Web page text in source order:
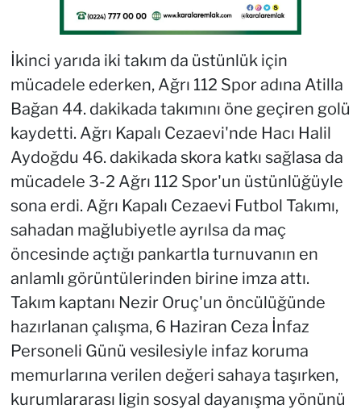
İkinci yarıda iki takım da üstünlük için
mücadele ederken, Ağrı 112 Spor adına Atilla
Bağan 44. dakikada takımını öne geçiren golü
kaydetti. Ağrı Kapalı Cezaevi'nde Hacı Halil
Aydoğdu 46. dakikada skora katkı sağlasa da
mücadele 3-2 Ağrı 112 Spor'un üstünlüğüyle
sona erdi. Ağrı Kapalı Cezaevi Futbol Takımı,
sahadan mağlubiyetle ayrılsa da maç
öncesinde açtığı pankartla turnuvanın en
anlamlı görüntülerinden birine imza attı.
Takım kaptanı Nezir Oruç'un öncülüğünde
hazırlanan çalışma, 6 Haziran Ceza İnfaz
Personeli Günü vesilesiyle infaz koruma
memurlarına verilen değeri sahaya taşırken,
kurumlararası ligin sosyal dayanışma yönünü